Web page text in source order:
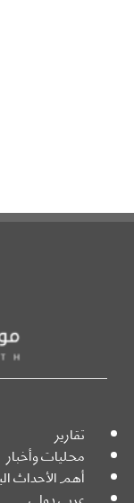
تقارير
محليات وأخبار
أهم الأحداث